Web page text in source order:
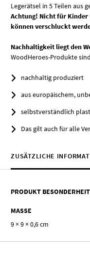
Legerätsel in 5 Teilen aus
Achtung! Nicht für
können verschluckt
Nachhaltigkeit liegt den
WoodHeroes-Produkte sind
nachhaltig produziert
aus europäischem,
selbstverständlich
Das gilt auch für alle
ZUSÄTZLICHE
PRODUKT
MASSE
9 × 9 × 0,6 cm